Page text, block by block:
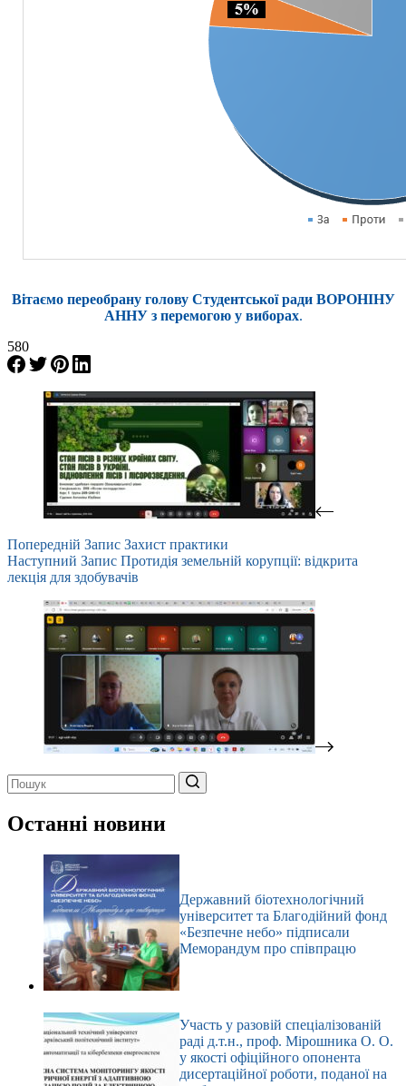
Вітаємо переобрану голову Студентської ради ВОРОНІНУ
АННУ з перемогою у виборах.
580
Попередній Запис Захист практики
Наступний Запис Протидія земельній корупції: відкрита
лекція для здобувачів
результатів
Останні новини
Державний біотехнологічний
університет та Благодійний фонд
«Безпечне небо» підписали
Меморандум про співпрацю
Участь у разовій спеціалізованій
раді д.т.н., проф. Мірошника О. О.
у якості офіційного опонента
дисертаційної роботи, поданої на